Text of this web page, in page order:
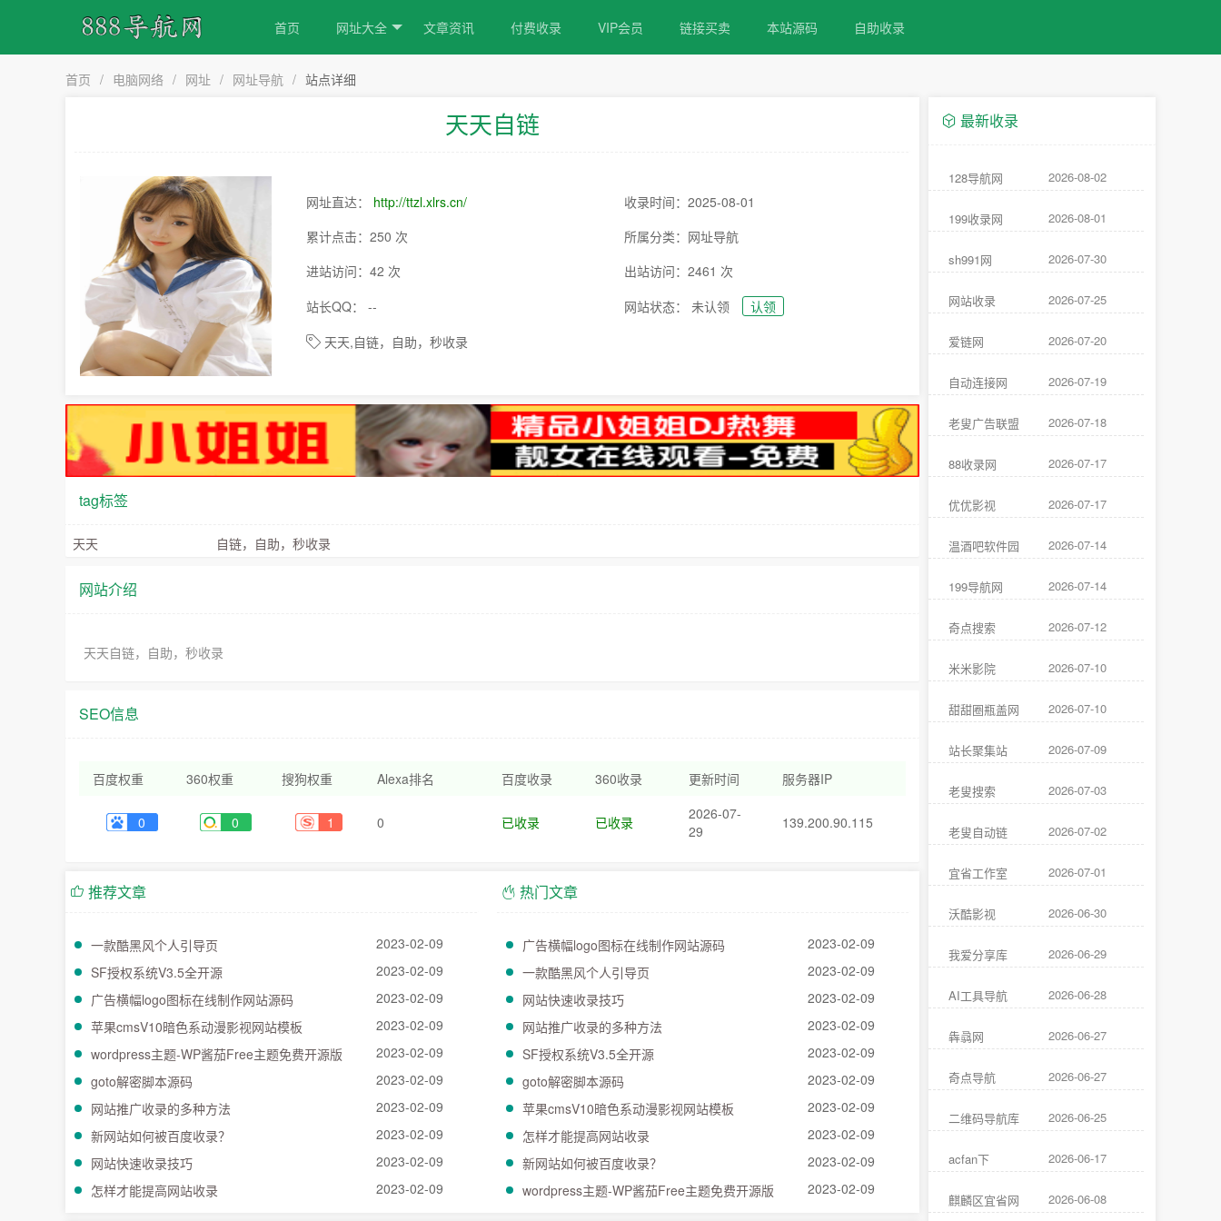
首页 网址大全 文章资讯 付费收录 VIP会员 链接买卖 本站源码 自助收录
首页 / 电脑网络 / 网址 / 网址导航 / 站点详细
天天自链
网址直达： http://ttzl.xlrs.cn/
收录时间：2025-08-01
累计点击：250 次
所属分类：网址导航
进站访问：42 次
出站访问：2461 次
站长QQ： --
网站状态： 未认领
认领
天天,自链，自助，秒收录
tag标签
天天 自链，自助，秒收录
网站介绍
天天自链，自助，秒收录
SEO信息
百度权重 360权重 搜狗权重 Alexa排名 百度收录 360收录 更新时间 服务器IP
0 0 1 0 已收录 已收录
2026-07-
29
139.200.90.115
推荐文章
一款酷黑风个人引导页
2023-02-09
SF授权系统V3.5全开源
2023-02-09
广告横幅logo图标在线制作网站源码
2023-02-09
苹果cmsV10暗色系动漫影视网站模板
2023-02-09
wordpress主题-WP酱茄Free主题免费开源版
2023-02-09
goto解密脚本源码
2023-02-09
网站推广收录的多种方法
2023-02-09
新网站如何被百度收录？
2023-02-09
网站快速收录技巧
2023-02-09
怎样才能提高网站收录
2023-02-09
热门文章
广告横幅logo图标在线制作网站源码
2023-02-09
一款酷黑风个人引导页
2023-02-09
网站快速收录技巧
2023-02-09
网站推广收录的多种方法
2023-02-09
SF授权系统V3.5全开源
2023-02-09
goto解密脚本源码
2023-02-09
苹果cmsV10暗色系动漫影视网站模板
2023-02-09
怎样才能提高网站收录
2023-02-09
新网站如何被百度收录？
2023-02-09
wordpress主题-WP酱茄Free主题免费开源版
2023-02-09
最新收录
128导航网 2026-08-02
199收录网 2026-08-01
sh991网 2026-07-30
网站收录 2026-07-25
爱链网 2026-07-20
自动连接网 2026-07-19
老叟广告联盟 2026-07-18
88收录网 2026-07-17
优优影视 2026-07-17
温酒吧软件园 2026-07-14
199导航网 2026-07-14
奇点搜索 2026-07-12
米米影院 2026-07-10
甜甜圈瓶盖网 2026-07-10
站长聚集站 2026-07-09
老叟搜索 2026-07-03
老叟自动链 2026-07-02
宜省工作室 2026-07-01
沃酷影视 2026-06-30
我爱分享库 2026-06-29
AI工具导航 2026-06-28
犇骉网 2026-06-27
奇点导航 2026-06-27
二维码导航库 2026-06-25
acfan下 2026-06-17
麒麟区宜省网 2026-06-08